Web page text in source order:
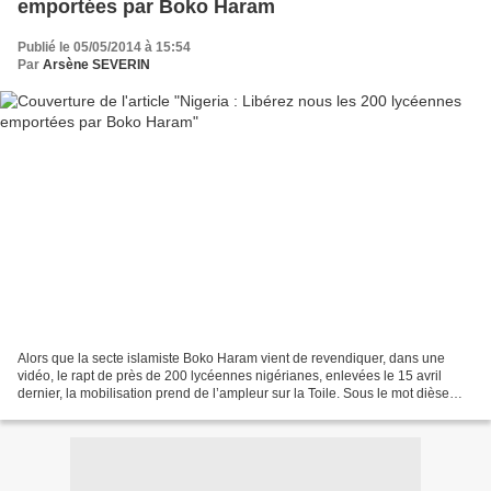
emportées par Boko Haram
Publié le 05/05/2014 à 15:54
Par Arsène SEVERIN
Alors que la secte islamiste Boko Haram vient de revendiquer, dans une
vidéo, le rapt de près de 200 lycéennes nigérianes, enlevées le 15 avril
dernier, la mobilisation prend de l’ampleur sur la Toile. Sous le mot dièse